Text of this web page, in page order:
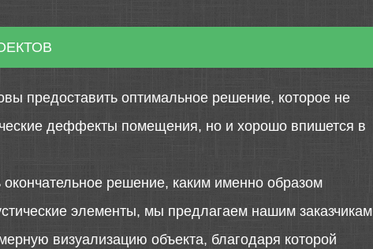
предоставить оптимальное решение, которое не
деффекты помещения, но и хорошо впишется в
решение, каким именно образом
элементы, мы предлагаем нашим заказчикам
визуализацию объекта, благодаря которой